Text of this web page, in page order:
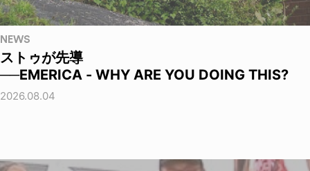
NEWS
ストゥが先導
──EMERICA - WHY ARE YOU DOING THIS?
2026.08.04